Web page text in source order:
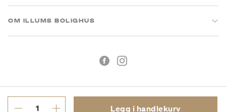
Legg i handlekurv
OM ILLUMS BOLIGHUS